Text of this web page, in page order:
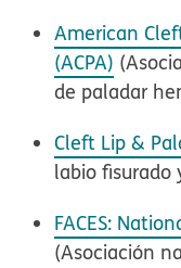
American
(ACPA)
de paladar
Cleft Lip &
labio fisurado
FACES:
(Asociación